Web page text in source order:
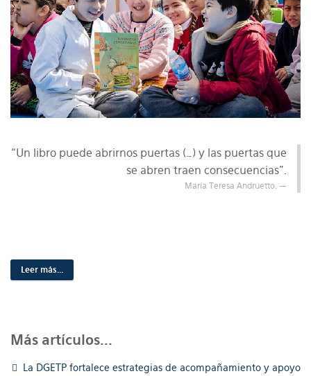
“Un libro puede abrirnos puertas (…) y las puertas que
se abren traen consecuencias”.
María Teresa Andruetto.
Leer más...
Más artículos...
La DGETP fortalece estrategias de acompañamiento y apoyo